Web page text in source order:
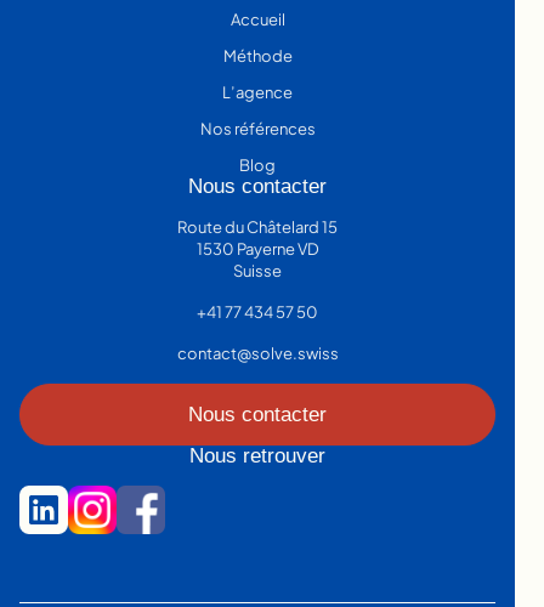
Accueil
Méthode
L’agence
Nos références
Blog
Nous contacter
Route du Châtelard 15
1530 Payerne VD
Suisse
+41 77 434 57 50
contact@solve.swiss
Nous contacter
Nous retrouver